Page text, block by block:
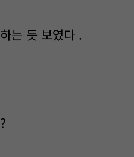
는 듯 보였다 .